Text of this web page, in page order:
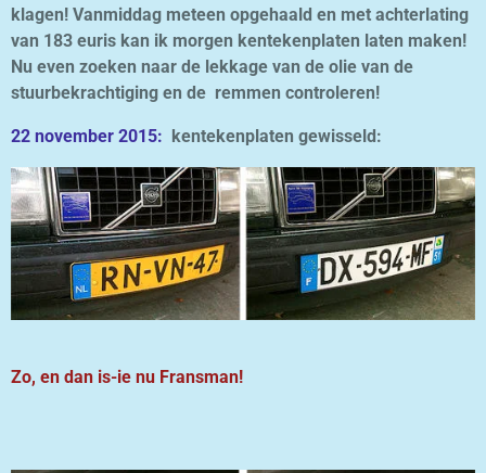
klagen! Vanmiddag meteen opgehaald en met achterlating
van 183 euris kan ik morgen kentekenplaten laten maken!
Nu even zoeken naar de lekkage van de olie van de
stuurbekrachtiging en de remmen controleren!
22 november 2015: kentekenplaten gewisseld:
Zo, en dan is-ie nu Fransman!